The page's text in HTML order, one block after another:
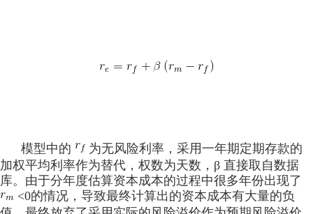
模型中的
为无风险利率，采用一年期定期存款的
加权平均利率作为替代，权数为天数，β 直接取自数据
库。由于分年度估算资本成本的过程中很多年份出现了
<0的情况，导致最终计算出的资本成本有大量的负